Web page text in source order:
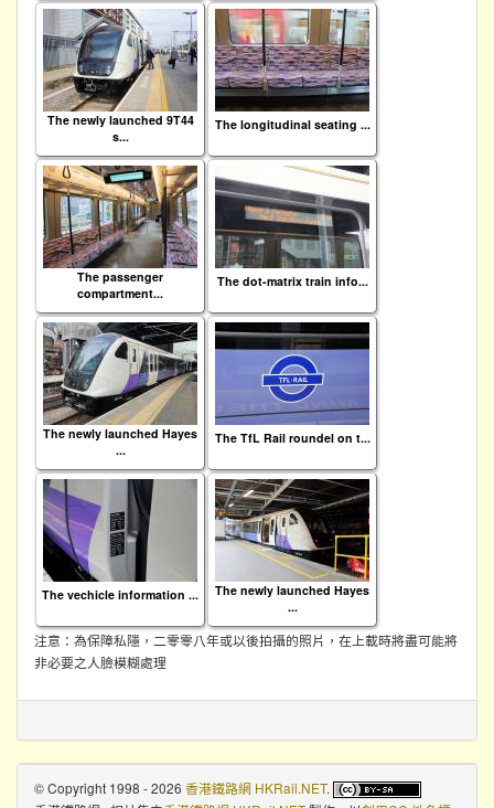
The newly launched 9T44
s...
The longitudinal seating ...
The passenger
compartment...
The dot-matrix train info...
The newly launched Hayes
...
The TfL Rail roundel on t...
The vechicle information ...
The newly launched Hayes
...
注意：為保障私隱，二零零八年或以後拍攝的照片，在上載時將盡可能將
非必要之人臉模糊處理
© Copyright 1998 - 2026 香港鐵路網 HKRail.NET.